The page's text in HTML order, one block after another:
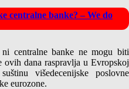
centralne banke? – We do
centralne banke ne mogu biti
ovih dana raspravlja u Evropskoj
višedecenijske poslovne
eurozone.